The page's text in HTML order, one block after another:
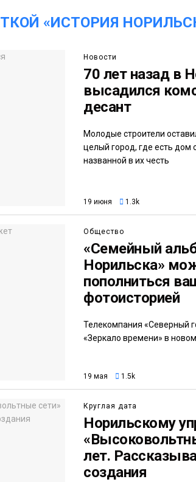
«ИСТОРИЯ
Новости
70 лет назад в
высадился
десант
Молодые строители
целый город, где есть дом
названной в их честь
19 июня 1.3k
Общество
«Семейный
Норильска»
пополниться
фотоисторией
Телекомпания «Северный
«Зеркало времени» в
19 мая 1.5k
Круглая дата
Норильскому
лет.
создания